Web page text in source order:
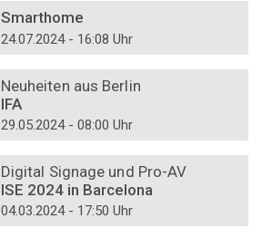
Smarthome
24.07.2024 - 16:08 Uhr
Neuheiten aus Berlin
IFA
29.05.2024 - 08:00 Uhr
Digital Signage und Pro-AV
ISE 2024 in Barcelona
04.03.2024 - 17:50 Uhr